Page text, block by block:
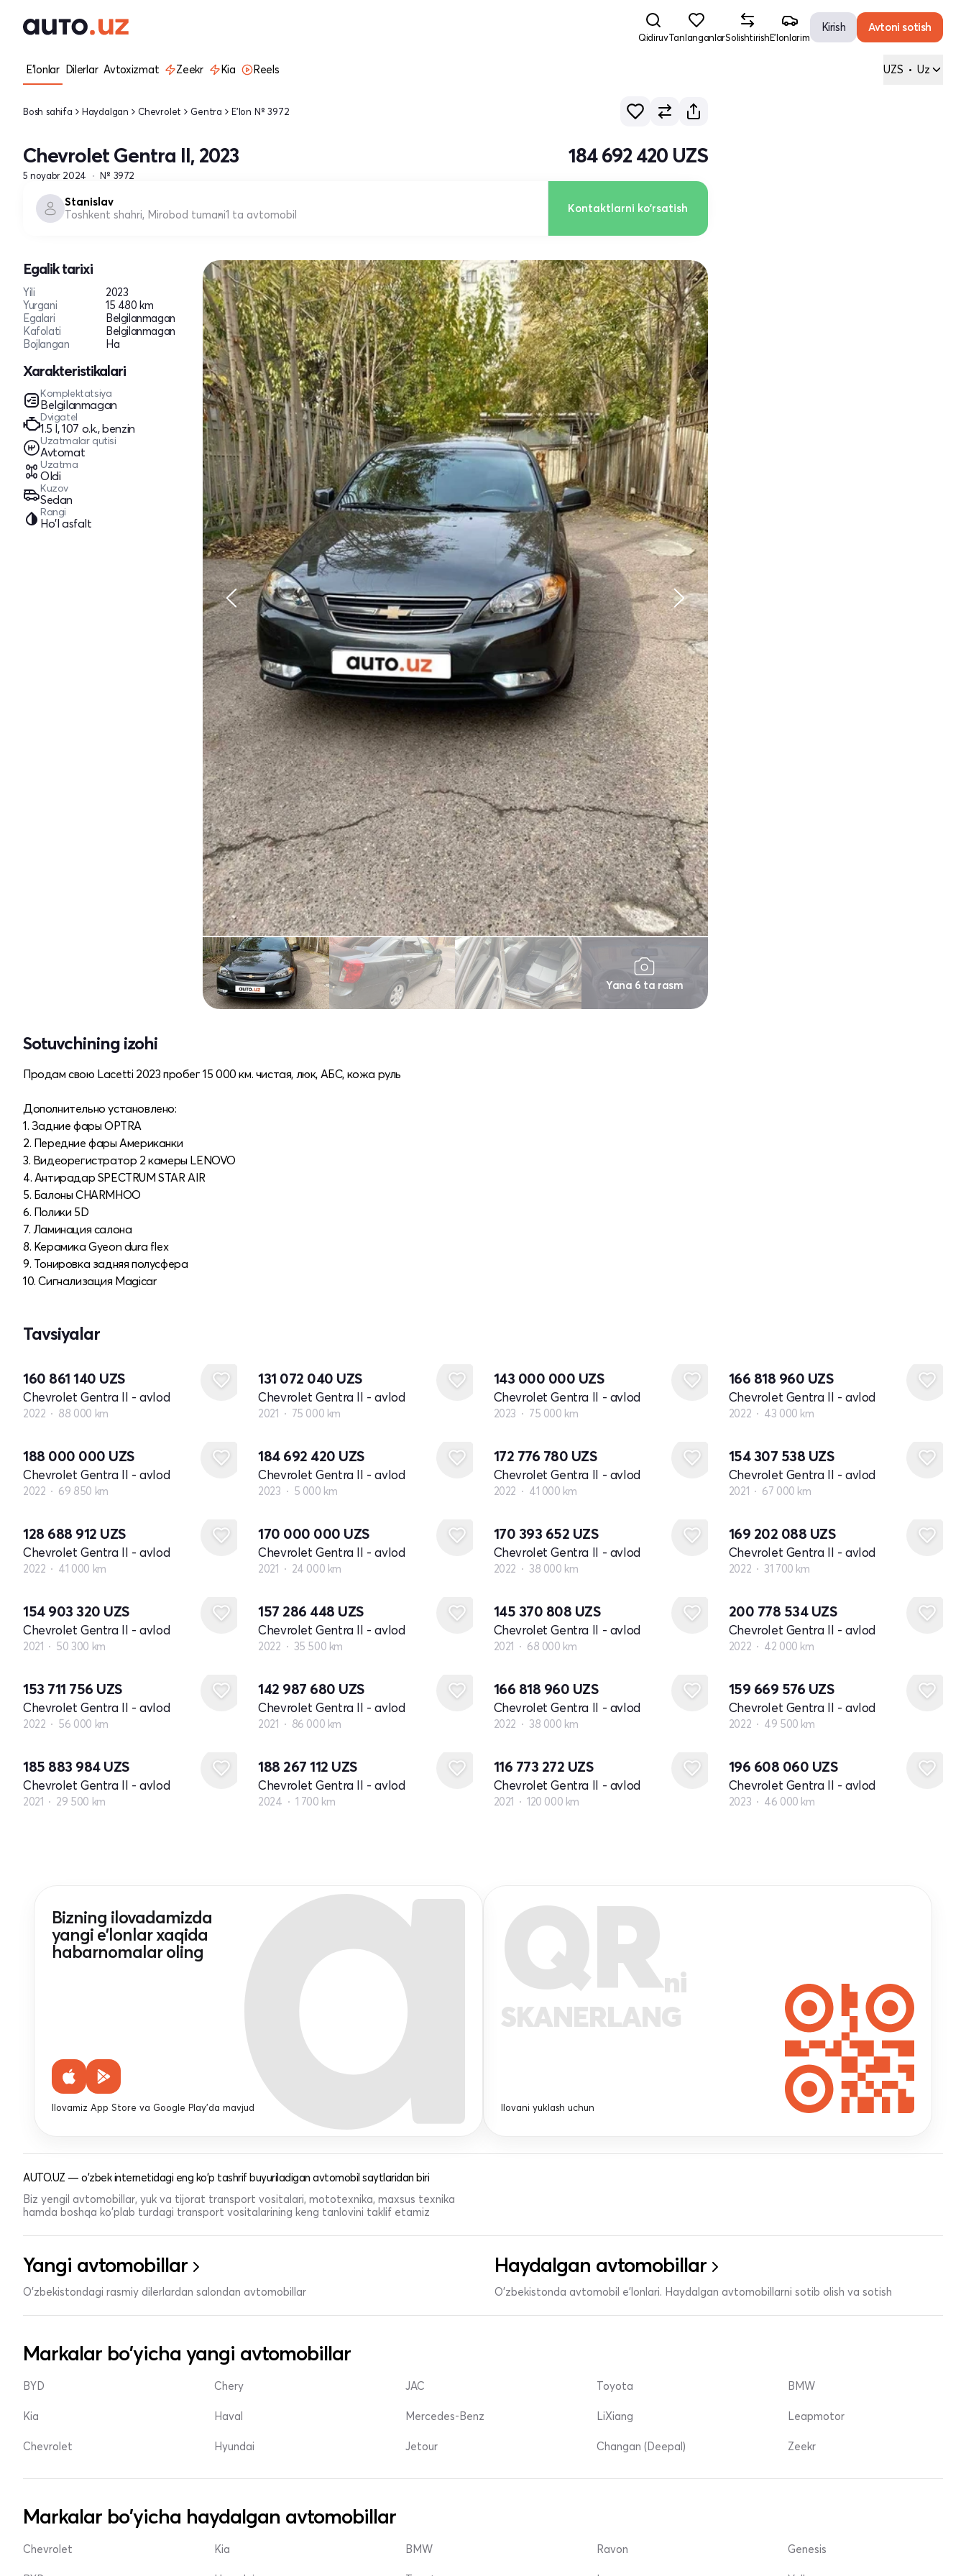
QidiruvTanlanganlarSolishtirishE'lonlarim
Kirish Avtoni sotish
E'lonlar Dilerlar Avtoxizmat Zeekr Kia Reels UZS • Uz
Bosh sahifa Haydalgan Chevrolet Gentra E'lon № 3972
Chevrolet Gentra II, 2023
5 noyabr 2024 № 3972
184 692 420 UZS
Stanislav
Toshkent shahri, Mirobod tumani1 ta avtomobil Kontaktlarni ko'rsatish
Egalik tarixi
Yili
2023
Yurgani
15 480 km
Egalari
Belgilanmagan
Kafolati
Belgilanmagan
Bojlangan
Ha
Xarakteristikalari
Komplektatsiya
Belgilanmagan
Dvigatel
1.5 l, 107 o.k., benzin
Uzatmalar qutisi
Avtomat
Uzatma
Oldi
Kuzov
Sedan
Rangi
Ho'l asfalt
Yana 6 ta rasm
Sotuvchining izohi
Продам свою Lacetti 2023 пробег 15 000 км. чистая, люк, АБС, кожа руль
Дополнительно установлено:
1. Задние фары OPTRA
2. Передние фары Американки
3. Видеорегистратор 2 камеры LENOVO
4. Антирадар SPECTRUM STAR AIR
5. Балоны CHARMHOO
6. Полики 5D
7. Ламинация салона
8. Керамика Gyeon dura flex
9. Тонировка задняя полусфера
10. Сигнализация Magicar
Tavsiyalar
160 861 140 UZS
Chevrolet Gentra II - avlod
2022 88 000 km
131 072 040 UZS
Chevrolet Gentra II - avlod
2021 75 000 km
143 000 000 UZS
Chevrolet Gentra II - avlod
2023 75 000 km
166 818 960 UZS
Chevrolet Gentra II - avlod
2022 43 000 km
188 000 000 UZS
Chevrolet Gentra II - avlod
2022 69 850 km
184 692 420 UZS
Chevrolet Gentra II - avlod
2023 5 000 km
172 776 780 UZS
Chevrolet Gentra II - avlod
2022 41 000 km
154 307 538 UZS
Chevrolet Gentra II - avlod
2021 67 000 km
128 688 912 UZS
Chevrolet Gentra II - avlod
2022 41 000 km
170 000 000 UZS
Chevrolet Gentra II - avlod
2021 24 000 km
170 393 652 UZS
Chevrolet Gentra II - avlod
2022 38 000 km
169 202 088 UZS
Chevrolet Gentra II - avlod
2022 31 700 km
154 903 320 UZS
Chevrolet Gentra II - avlod
2021 50 300 km
157 286 448 UZS
Chevrolet Gentra II - avlod
2022 35 500 km
145 370 808 UZS
Chevrolet Gentra II - avlod
2021 68 000 km
200 778 534 UZS
Chevrolet Gentra II - avlod
2022 42 000 km
153 711 756 UZS
Chevrolet Gentra II - avlod
2022 56 000 km
142 987 680 UZS
Chevrolet Gentra II - avlod
2021 86 000 km
166 818 960 UZS
Chevrolet Gentra II - avlod
2022 38 000 km
159 669 576 UZS
Chevrolet Gentra II - avlod
2022 49 500 km
185 883 984 UZS
Chevrolet Gentra II - avlod
2021 29 500 km
188 267 112 UZS
Chevrolet Gentra II - avlod
2024 1 700 km
116 773 272 UZS
Chevrolet Gentra II - avlod
2021 120 000 km
196 608 060 UZS
Chevrolet Gentra II - avlod
2023 46 000 km
Bizning ilovadamizda
yangi e'lonlar xaqida
habarnomalar oling
Ilovamiz App Store va Google Play'da mavjud
QRni
SKANERLANG
Ilovani yuklash uchun
AUTO.UZ — o'zbek internetidagi eng ko'p tashrif buyuriladigan avtomobil saytlaridan biri
Biz yengil avtomobillar, yuk va tijorat transport vositalari, mototexnika, maxsus texnika
hamda boshqa ko'plab turdagi transport vositalarining keng tanlovini taklif etamiz
Yangi avtomobillar
O'zbekistondagi rasmiy dilerlardan salondan avtomobillar
Haydalgan avtomobillar
O'zbekistonda avtomobil e’lonlari. Haydalgan avtomobillarni sotib olish va sotish
Markalar bo'yicha yangi avtomobillar
BYD
Kia
Chevrolet
Chery
Haval
Hyundai
JAC
Mercedes-Benz
Jetour
Toyota
LiXiang
Changan (Deepal)
BMW
Leapmotor
Zeekr
Markalar bo'yicha haydalgan avtomobillar
Chevrolet Kia BMW Ravon Genesis